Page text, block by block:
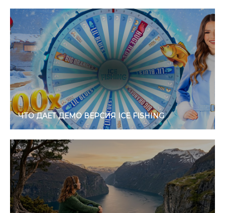
ЧТО ДАЕТ ДЕМО ВЕРСИЯ ICE FISHING